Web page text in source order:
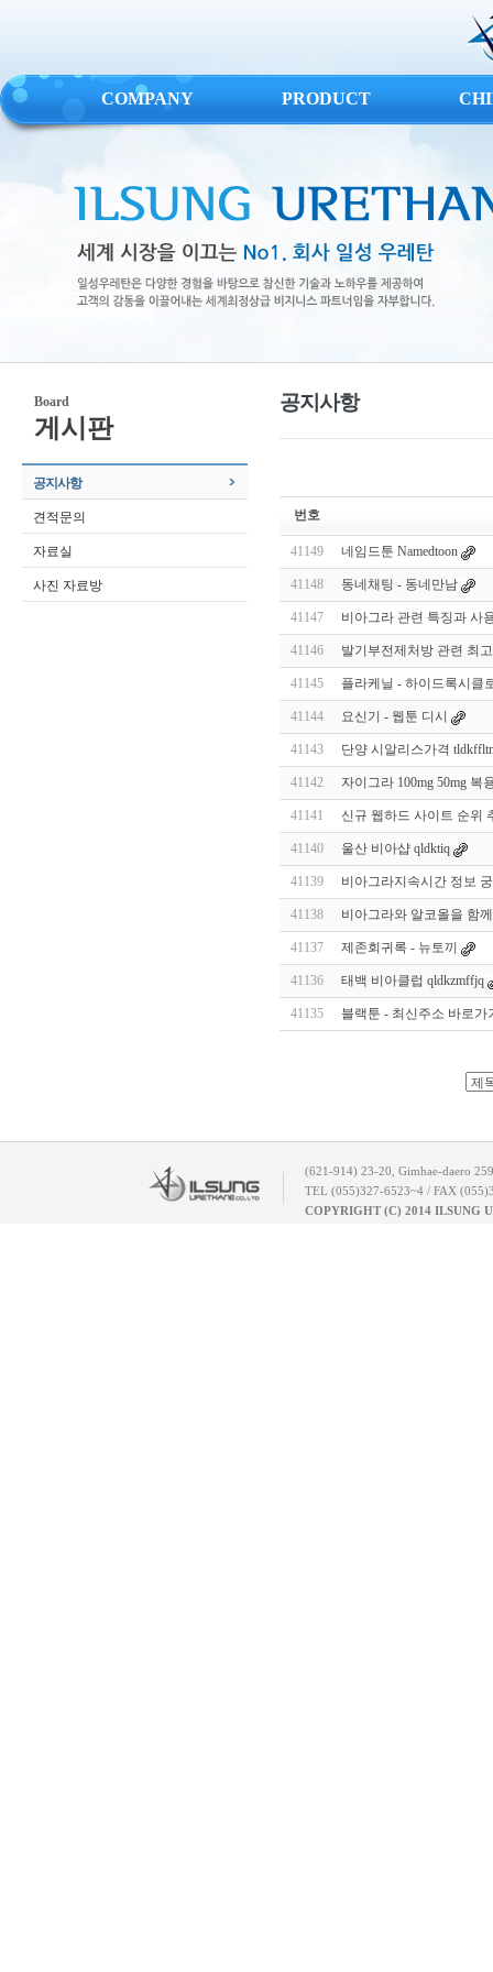
COMPANY PRODUCT
Board
게시판
공지사항
견적문의
자료실
사진 자료방
공지사항
번호
41149 네임드툰 Namedtoon
41148 동네채팅 - 동네만남
41147 비아그라 관련 특징과 사
41146 발기부전제처방 관련 최
41145 플라케닐 - 하이드록시클
41144 요신기 - 웹툰 디시
41143 단양 시알리스가격
41142 자이그라 100mg 50mg 복
41141 신규 웹하드 사이트 순위
41140 울산 비아샵 qldktiq
41139 비아그라지속시간 정보
41138 비아그라와 알코올을 함
41137 제존회귀록 - 뉴토끼
41136 태백 비아클럽 qldkzmffjq
41135 블랙툰 - 최신주소 바로가
(621-914) 23-20, Gimhae-daero
TEL (055)327-6523~4 / FAX
COPYRIGHT (C) 2014 ILSUNG